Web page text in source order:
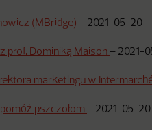
(MBridge) – 2021-05-20
prof. Dominiką Maison – 2021-
marketingu w
pszczołom – 2021-05-20